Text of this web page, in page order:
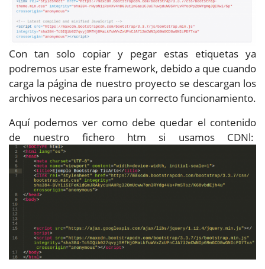
Con tan solo copiar y pegar estas etiquetas ya
podremos usar este framework, debido a que cuando
carga la página de nuestro proyecto se descargan los
archivos necesarios para un correcto funcionamiento.
Aquí podemos ver como debe quedar el contenido
de nuestro fichero htm si usamos CDNl: